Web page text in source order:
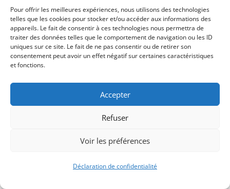
Pour offrir les meilleures expériences, nous utilisons des technologies
telles que les cookies pour stocker et/ou accéder aux informations des
appareils. Le fait de consentir à ces technologies nous permettra de
traiter des données telles que le comportement de navigation ou les ID
uniques sur ce site. Le fait de ne pas consentir ou de retirer son
consentement peut avoir un effet négatif sur certaines caractéristiques
et fonctions.
Accepter
Refuser
Voir les préférences
Déclaration de confidentialité